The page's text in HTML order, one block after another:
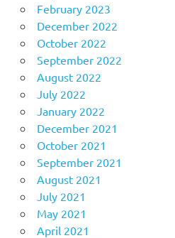
February 2023
December 2022
October 2022
September 2022
August 2022
July 2022
January 2022
December 2021
October 2021
September 2021
August 2021
July 2021
May 2021
April 2021